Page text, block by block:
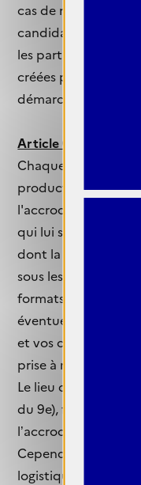
cas de non-respect
candidature sera
les participantes à
créées par elles-
démarche artistique
Article 6 :
Chaque
production des
l'accrochage des
qui lui seront
dont la réalisation
sous les œuvres
formats et années
éventuellement un
et vos
prise à nos frais.
Le lieu d'exposition
du 9e), fournira les
l’accrochage et à
Cependant, nous ne
logistique